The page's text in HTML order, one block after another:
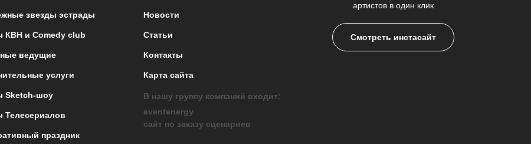
звезды эстрады
КВН и Comedy club
ведущие
услуги
Sketch-шоу
Телесериалов
праздник
Новости
Статьи
Контакты
Карта сайта
артистов в один клик
Смотреть инстасайт
В нашу группу компаний входит:
eventenergy
сайт по заказу сценариев